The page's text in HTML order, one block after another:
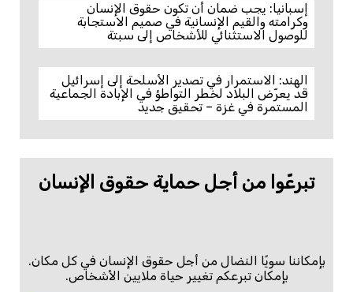
إسبانيا: يجب ضمان أن تكون حقوق الإنسان
وكرامته والقيم الإنسانية في صميم الاستجابة
للوصول الاستثنائي للأشخاص إلى سبتة
الهند: الاستمرار في تصدير الأسلحة إلى إسرائيل
قد يعرّض البلاد لخطر التواطؤ في الإبادة الجماعية
المستمرة في غزة – تحقيق جديد
تبرعّوا من أجل حماية حقوق الإنسان
بإمكاننا سويًا النضال من أجل حقوق الإنسان في كل مكان.
بإمكان تبرعكم تغيير حياة ملايين الأشخاص.